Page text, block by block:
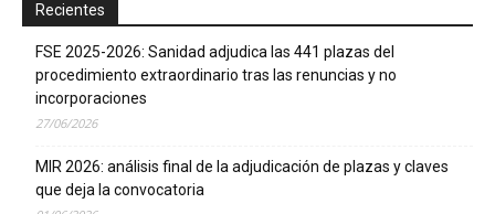
Recientes
FSE 2025-2026: Sanidad adjudica las 441 plazas del
procedimiento extraordinario tras las renuncias y no
incorporaciones
27/06/2026
MIR 2026: análisis final de la adjudicación de plazas y claves
que deja la convocatoria